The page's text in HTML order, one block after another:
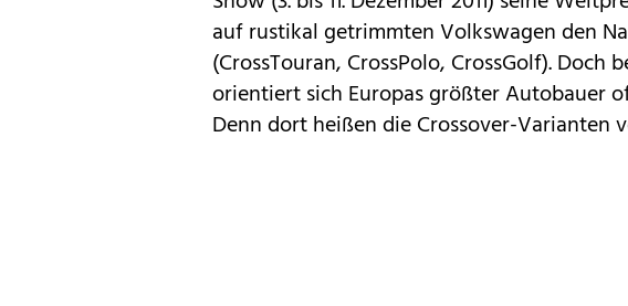
auf rustikal getrimmten Volkswagen den
(CrossTouran, CrossPolo, CrossGolf). Doch
orientiert sich Europas größter Autobauer
Denn dort heißen die Crossover-Varianten